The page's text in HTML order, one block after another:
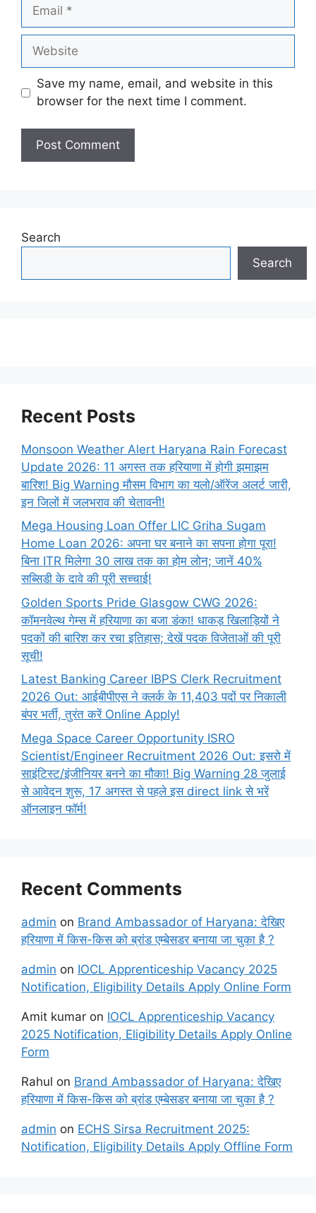
Website
Save my name, email, and website in this
browser for the next time I comment.
Search
Search
Recent Posts
Monsoon Weather Alert Haryana Rain Forecast
Update 2026: 11 अगस्त तक हरियाणा में होगी झमाझम
बारिश! Big Warning मौसम विभाग का यलो/ऑरेंज अलर्ट जारी,
इन जिलों में जलभराव की चेतावनी!
Mega Housing Loan Offer LIC Griha Sugam
Home Loan 2026: अपना घर बनाने का सपना होगा पूरा!
बिना ITR मिलेगा 30 लाख तक का होम लोन; जानें 40%
सब्सिडी के दावे की पूरी सच्चाई!
Golden Sports Pride Glasgow CWG 2026:
कॉमनवेल्थ गेम्स में हरियाणा का बजा डंका! धाकड़ खिलाड़ियों ने
पदकों की बारिश कर रचा इतिहास; देखें पदक विजेताओं की पूरी
सूची!
Latest Banking Career IBPS Clerk Recruitment
2026 Out: आईबीपीएस ने क्लर्क के 11,403 पदों पर निकाली
बंपर भर्ती, तुरंत करें Online Apply!
Mega Space Career Opportunity ISRO
Scientist/Engineer Recruitment 2026 Out: इसरो में
साइंटिस्ट/इंजीनियर बनने का मौका! Big Warning 28 जुलाई
से आवेदन शुरू, 17 अगस्त से पहले इस direct link से भरें
ऑनलाइन फॉर्म!
Recent Comments
admin on Brand Ambassador of Haryana: देखिए
हरियाणा में किस-किस को ब्रांड एम्बेसडर बनाया जा चुका है ?
admin on IOCL Apprenticeship Vacancy 2025
Notification, Eligibility Details Apply Online Form
Amit kumar on IOCL Apprenticeship Vacancy
2025 Notification, Eligibility Details Apply Online
Form
Rahul on Brand Ambassador of Haryana: देखिए
हरियाणा में किस-किस को ब्रांड एम्बेसडर बनाया जा चुका है ?
admin on ECHS Sirsa Recruitment 2025:
Notification, Eligibility Details Apply Offline Form